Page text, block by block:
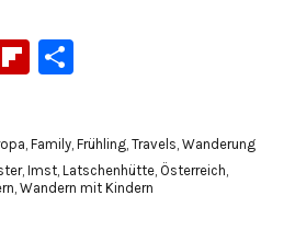
Flipboard
, Family, Frühling, Travels, Wanderung
, Imst, Latschenhütte, Österreich,
, Wandern mit Kindern